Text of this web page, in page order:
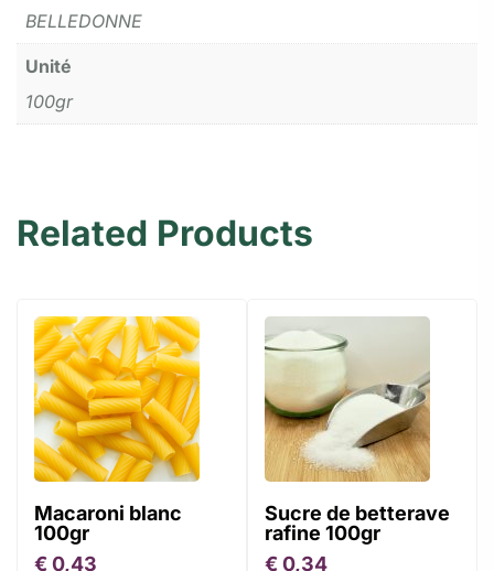
BELLEDONNE
Unité
100gr
Related Products
Macaroni blanc
100gr
€ 0,43
Sucre de betterave
rafine 100gr
€ 0,34